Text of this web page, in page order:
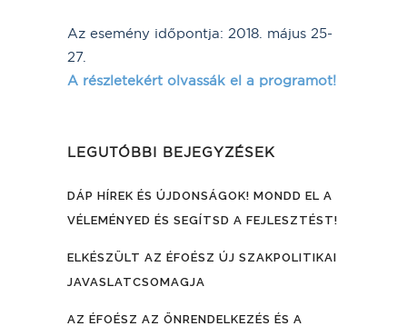
Az esemény időpontja: 2018. május 25-
27.
A részletekért olvassák el a programot!
LEGUTÓBBI BEJEGYZÉSEK
DÁP HÍREK ÉS ÚJDONSÁGOK! MONDD EL A
VÉLEMÉNYED ÉS SEGÍTSD A FEJLESZTÉST!
ELKÉSZÜLT AZ ÉFOÉSZ ÚJ SZAKPOLITIKAI
JAVASLATCSOMAGJA
AZ ÉFOÉSZ AZ ÖNRENDELKEZÉS ÉS A